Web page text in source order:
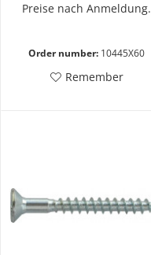
Preise nach Anmeldung.
Order number: 10445X60
Remember